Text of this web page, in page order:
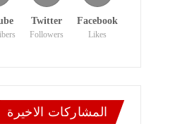
Facebook
Likes
Twitter
Followers
المشاركات الاخيرة